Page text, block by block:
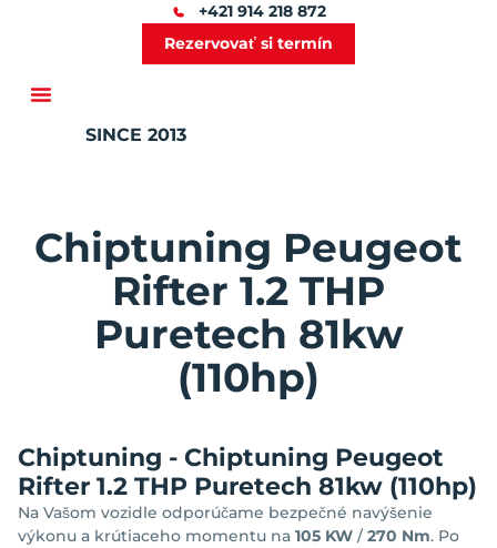
+421 914 218 872
Rezervovať si termín
SINCE 2013
Chiptuning Peugeot
Rifter 1.2 THP
Puretech 81kw
(110hp)
Chiptuning - Chiptuning Peugeot
Rifter 1.2 THP Puretech 81kw (110hp)
Na Vašom vozidle odporúčame bezpečné navýšenie
výkonu a krútiaceho momentu na 105 KW /270 Nm. Po